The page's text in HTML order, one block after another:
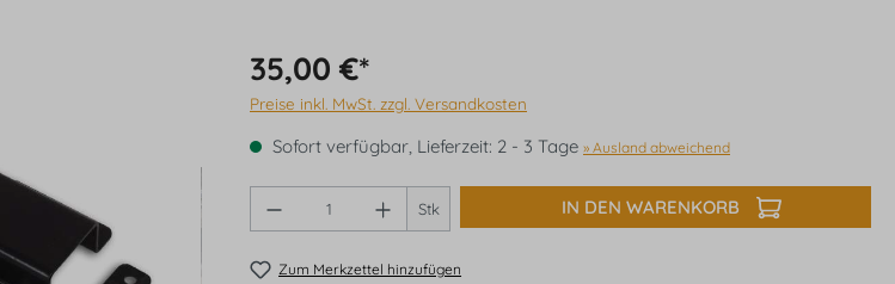
35,00 €*
Preise inkl. MwSt. zzgl. Versandkosten
Sofort verfügbar, Lieferzeit: 2 - 3 Tage » Ausland abweichend
Produkt Anzahl: Gib den gewünschten Wert ein
Stk IN DEN WARENKORB
Zum Merkzettel hinzufügen